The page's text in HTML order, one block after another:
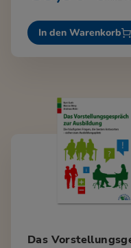
In den Warenkorb
Das